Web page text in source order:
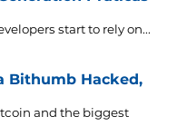
start to rely on...
Bithumb Hacked,
and the biggest